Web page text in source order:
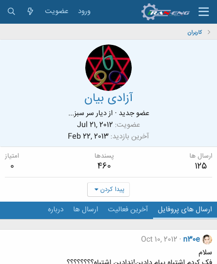
ورود عضویت
کاربران
آزادی بیان
عضو جدید · ازدیار سر سبز...
عضویت Jul 21, 2012
آخرین بازدید Feb 22, 2013
ارسال ها
125
پسندها
460
امتیاز
0
پیدا کردن
ارسال های پروفایل آخرین فعالیت ارسال ها درباره
n30e
Oct 10, 2012
سلام